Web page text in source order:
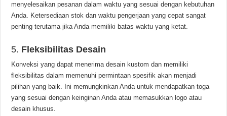
menyelesaikan pesanan dalam waktu yang sesuai dengan kebutuhan
Anda. Ketersediaan stok dan waktu pengerjaan yang cepat sangat
penting terutama jika Anda memiliki batas waktu yang ketat.
5. Fleksibilitas Desain
Konveksi yang dapat menerima desain kustom dan memiliki
fleksibilitas dalam memenuhi permintaan spesifik akan menjadi
pilihan yang baik. Ini memungkinkan Anda untuk mendapatkan toga
yang sesuai dengan keinginan Anda atau memasukkan logo atau
desain khusus.